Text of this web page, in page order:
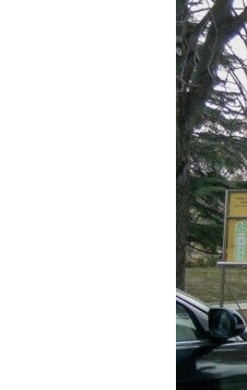
КРЫМ.НЕПОКОРЕННЫЙ
УКРАИНСКАЯ ПРОБЛЕМА КРЫМА